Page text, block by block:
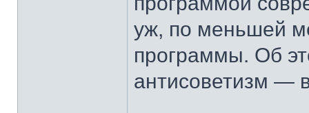
уж, по меньшей
программы. Об
антисоветизм —